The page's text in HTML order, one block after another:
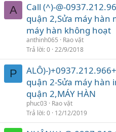
A
Call (^)-@-
quận 2,Sửa máy hàn
máy hàn không hoạt
anthinh065
Rao vặt
Trả lời 0 22/9/2018
P
ALÔ)-
quận 2-Sửa máy hàn
quận 2,MÁY HÀN
phuc03
Rao vặt
Trả lời 0 12/12/2019